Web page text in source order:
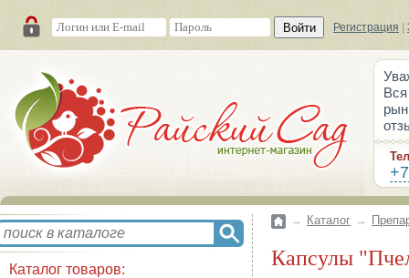
Войти Регистрация
Каталог товаров:
→ Каталог →
Капсулы